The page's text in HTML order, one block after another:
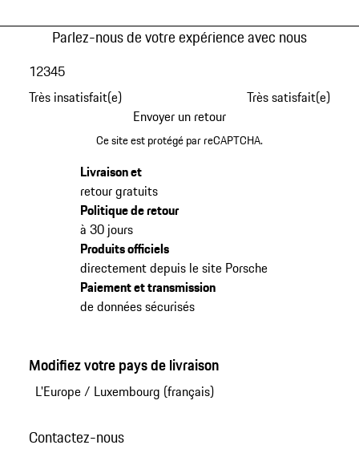
Parlez-nous de votre expérience avec nous
Très insatisfait(e)
12345
Très satisfait(e)
Envoyer un retour
Ce site est protégé par reCAPTCHA.
Livraison et
retour gratuits
Politique de retour
à 30 jours
Produits officiels
directement depuis le site Porsche
Paiement et transmission
de données sécurisés
Modifiez votre pays de livraison
L'Europe/ Luxembourg (français)
Contactez-nous